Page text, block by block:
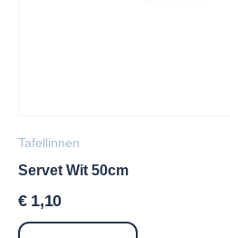
Tafellinnen
Servet Wit 50cm
€1,10